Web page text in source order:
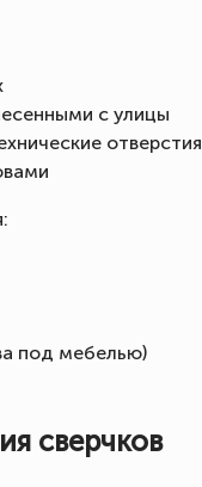
с улицы
отверстия
под мебелью)
сверчков